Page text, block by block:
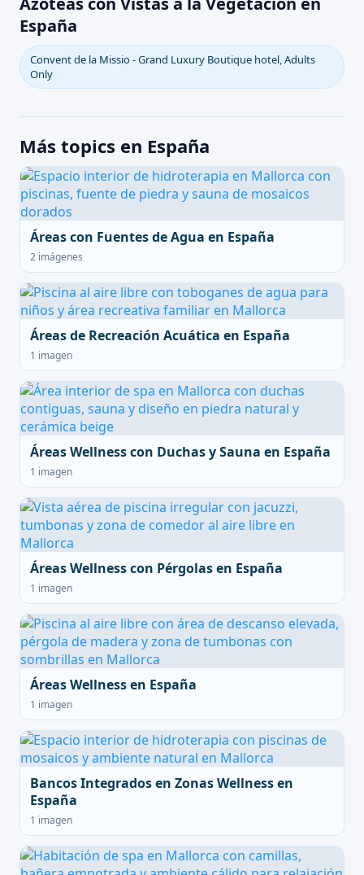
España
Convent de la Missio - Grand Luxury Boutique hotel, Adults
Only
Más topics en España
Áreas con Fuentes de Agua en España
2 imágenes
Áreas de Recreación Acuática en España
1 imagen
Áreas Wellness con Duchas y Sauna en España
1 imagen
Áreas Wellness con Pérgolas en España
1 imagen
Áreas Wellness en España
1 imagen
Bancos Integrados en Zonas Wellness en
España
1 imagen